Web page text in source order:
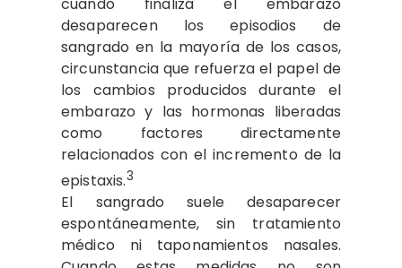
desaparecen los episodios de
sangrado en la mayoría de los casos,
circunstancia que refuerza el papel de
los cambios producidos durante el
embarazo y las hormonas liberadas
como factores directamente
relacionados con el incremento de la
epistaxis.3
El sangrado suele desaparecer
espontáneamente, sin tratamiento
médico ni taponamientos nasales.